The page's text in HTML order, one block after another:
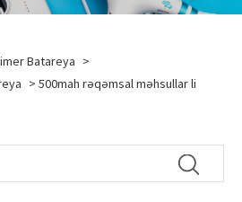
Batareya >
> 500mah rəqəmsal məhsullar li